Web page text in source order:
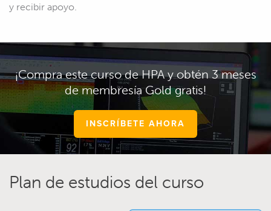
y recibir apoyo.
¡Compra este curso de HPA y obtén 3 meses
de membresía Gold gratis!
INSCRÍBETE AHORA
Plan de estudios del curso